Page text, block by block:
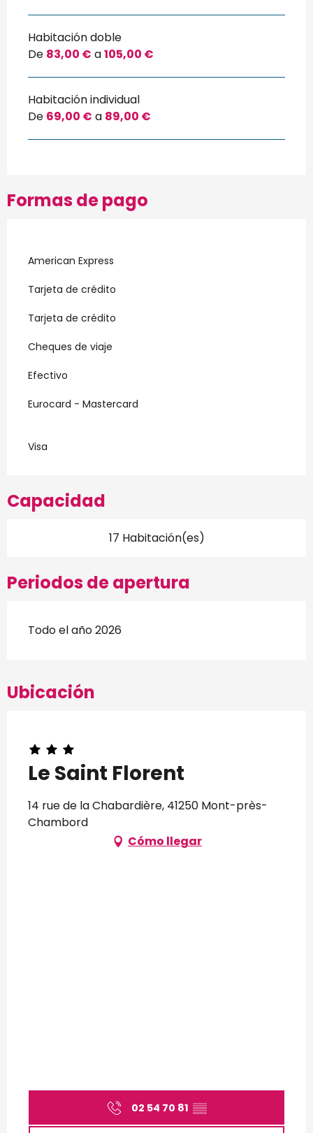
Habitación doble
De 83,00 € a105,00 €
Habitación individual
De 69,00 € a 89,00 €
Formas de pago
American Express
Tarjeta de crédito
Tarjeta de crédito
Cheques de viaje
Efectivo
Eurocard - Mastercard
Visa
Capacidad
17 Habitación(es)
Periodos de apertura
Todo el año 2026
Ubicación
Le Saint Florent
14 rue de la Chabardière, 41250 Mont-près-
Chambord
Cómo llegar
02 54 70 81 ▒▒